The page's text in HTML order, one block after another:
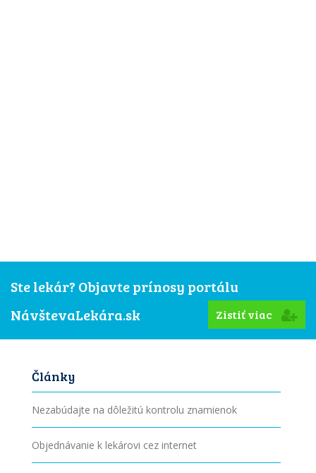
Ste lekár? Objavte prínosy portálu
NávštevaLekára.sk
Zistiť viac
Články
Nezabúdajte na dôležitú kontrolu znamienok
Objednávanie k lekárovi cez internet